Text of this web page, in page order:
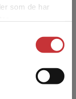
som de har
Sverige.
För
vid